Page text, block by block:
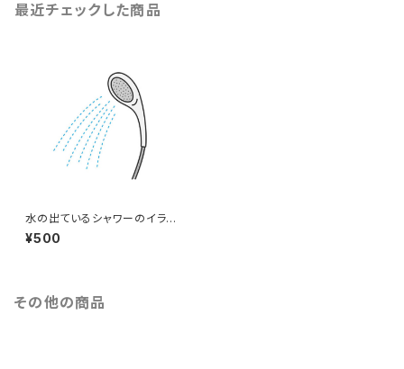
最近チェックした商品
水の出ているシャワーのイラスト
（eps+pngデータセット）
¥500
その他の商品